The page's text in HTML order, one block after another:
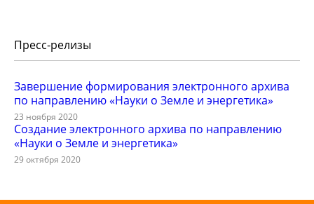
Пресс-релизы
Завершение формирования электронного архива
по направлению «Науки о Земле и энергетика»
23 ноября 2020
Создание электронного архива по направлению
«Науки о Земле и энергетика»
29 октября 2020